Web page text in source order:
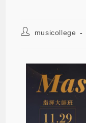
musicollege